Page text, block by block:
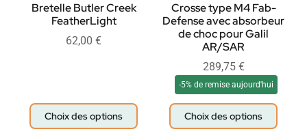
Bretelle Butler Creek
FeatherLight
62,00 €
Choix des options
Crosse type M4 Fab-
Defense avec absorbeur
de choc pour Galil
AR/SAR
289,75 €
-5% de remise aujourd'hui
Choix des options